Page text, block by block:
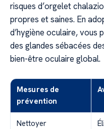
risques d’orgelet
propres et saines. En
d’hygiène oculaire, vous
des glandes sébacées
bien-être oculaire global.
Mesures de
prévention
Nettoyer